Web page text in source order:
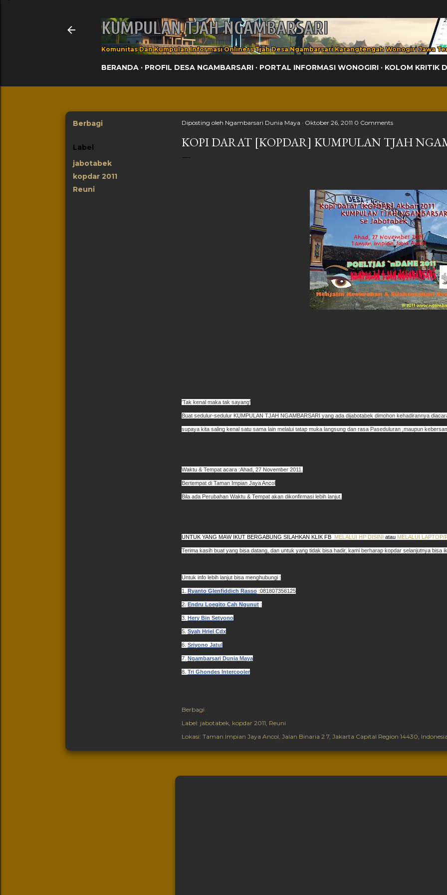
KUMPULAN TJAH NGAMBARSARI
Komunitas Dan Kumpulan Informasi Onliners Tjah Desa Ngambarsari Karangtengah Wonogiri Jawa
BERANDA PROFIL DESA NGAMBARSARI PORTAL INFORMASI WONOGIRI KOLOM KRITIK
Berbagi
Label
jabotabek
kopdar 2011
Reuni
Diposting oleh Ngambarsari Dunia Maya Oktober 26, 2011 0 Comments
KOPI DARAT [KOPDAR] KUMPULAN TJAH
'Tak kenal maka tak sayang'
Buat sedulur-sedulur KUMPULAN TJAH NGAMBARSARI yang ada dijabotabek dimohon kehadirannya
supaya kita saling kenal satu sama lain melalui tatap muka langsung dan rasa Paseduluran ,maupun
Waktu & Tempat acara :Ahad, 27 November 2011.
Bertempat di Taman Impian Jaya Ancol
Bila ada Perubahan Waktu & Tempat akan dikonfirmasi lebih lanjut.
UNTUK YANG MAW IKUT BERGABUNG SILAHKAN KLIK FB MELALUI HP DISINI atau MELALUI LAPTOP/
Terima kasih buat yang bisa datang, dan untuk yang tidak bisa hadir, kami berharap kopdar selanjutnya bisa
Untuk info lebih lanjut bisa menghubungi :
1.Ryanto Glenfiddich Rasso :081807356125
2.Endru Loegito Cah Ngunut :
3.Hery Bin Setyono
5.Syah Hriel Cdx
6.Sriyono Jatul
7.Ngambarsari Dunia Maya
8.Tri Ghondes Intercooler
Berbagi
Label: jabotabek kopdar 2011 Reuni
Lokasi:Taman Impian Jaya Ancol, Jalan Binaria 2 7, Jakarta Capital Region 14430,